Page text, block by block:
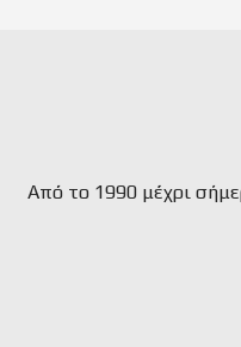
Aπό το 1990 μέχρι